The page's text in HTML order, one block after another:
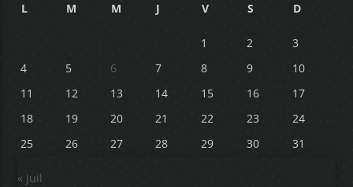
L M M J V S D
1 2
3
4
5 6 7 8 9
10
11
12 13 14 15 16
17
18
19 20 21 22 23
24
25
26 27 28 29 30 31
« Juil